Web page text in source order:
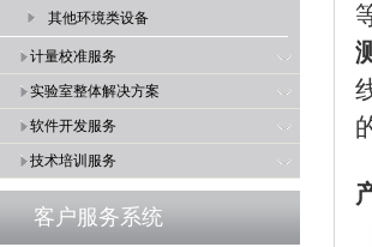
其他环境类设备
计量校准服务
实验室整体解决方案
软件开发服务
技术培训服务
客户服务系统